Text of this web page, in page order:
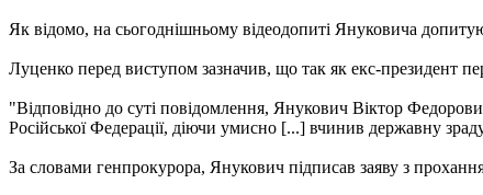
Як відомо, на сьогоднішньому відеодопиті Януковича
Луценко перед виступом зазначив, що так як екс-президент
"Відповідно до суті повідомлення, Янукович Віктор
Російської Федерації, діючи умисно [...] вчинив державну
За словами генпрокурора, Янукович підписав заяву з